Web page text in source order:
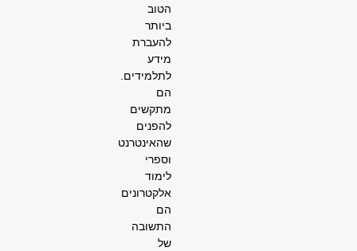
הטוב
ביותר
להעברת
מידע
לתלמידים.
הם
מתקשים
להפנים
שהאינטרנט
וספרי
לימוד
אלקטרונים
הם
התשובה
של